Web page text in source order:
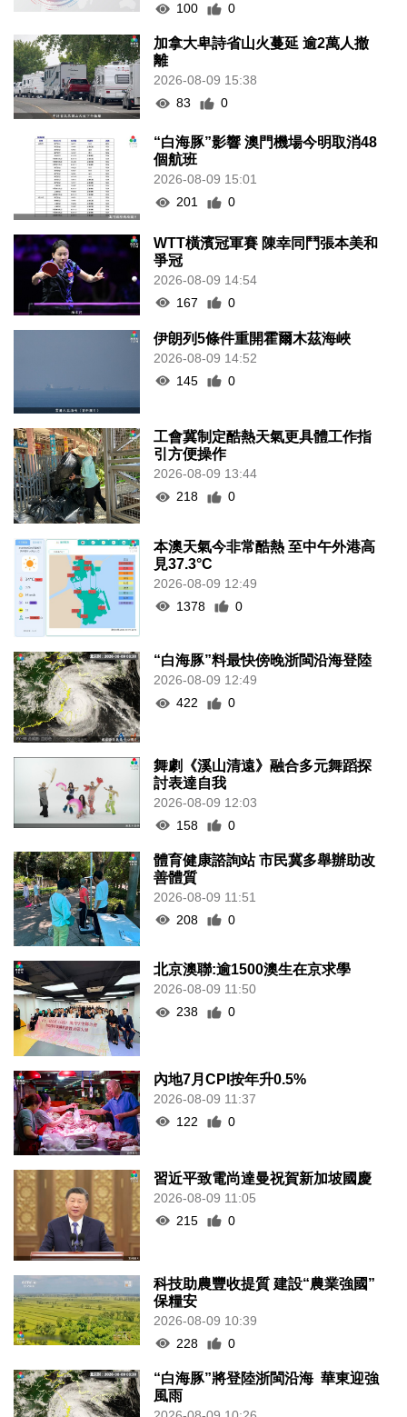
100
0
加拿大卑詩省山火蔓延 逾2萬人撤
離
2026-08-09 15:38
83
0
“白海豚”影響 澳門機場今明取消48
個航班
2026-08-09 15:01
201
0
WTT橫濱冠軍賽 陳幸同鬥張本美和
爭冠
2026-08-09 14:54
167
0
伊朗列5條件重開霍爾木茲海峽
2026-08-09 14:52
145
0
工會冀制定酷熱天氣更具體工作指
引方便操作
2026-08-09 13:44
218
0
本澳天氣今非常酷熱 至中午外港高
見37.3°C
2026-08-09 12:49
1378
0
“白海豚”料最快傍晚浙閩沿海登陸
2026-08-09 12:49
422
0
舞劇《溪山清遠》融合多元舞蹈探
討表達自我
2026-08-09 12:03
158
0
體育健康諮詢站 市民冀多舉辦助改
善體質
2026-08-09 11:51
208
0
北京澳聯:逾1500澳生在京求學
2026-08-09 11:50
238
0
內地7月CPI按年升0.5%
2026-08-09 11:37
122
0
習近平致電尚達曼祝賀新加坡國慶
2026-08-09 11:05
215
0
科技助農豐收提質 建設“農業強國”
保糧安
2026-08-09 10:39
228
0
“白海豚”將登陸浙閩沿海 華東迎強
風雨